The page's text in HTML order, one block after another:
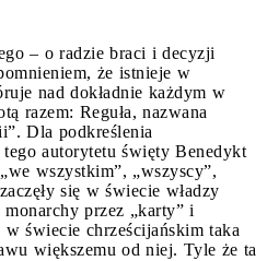
– o radzie braci i decyzji
że istnieje w
nad dokładnie każdym w
razem: Reguła, nazwana
Dla podkreślenia
autorytetu święty Benedykt
wszystkim”, „wszyscy”,
się w świecie władzy
przez „karty” i
świecie chrześcijańskim taka
większemu od niej. Tyle że ta